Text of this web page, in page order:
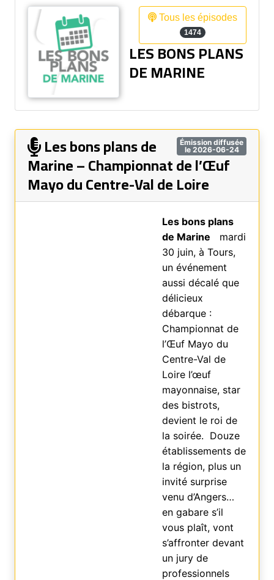
Tous les épisodes
1474
LES BONS PLANS
DE MARINE
Émission diffusée
le 2026-06-24
Les bons plans de
Marine – Championnat de l’Œuf
Mayo du Centre-Val de Loire
Les bons plans
de Marine mardi
30 juin, à Tours,
un événement
aussi décalé que
délicieux
débarque :
Championnat de
l’Œuf Mayo du
Centre-Val de
Loire l’œuf
mayonnaise, star
des bistrots,
devient le roi de
la soirée. Douze
établissements de
la région, plus un
invité surprise
venu d’Angers…
en gabare s’il
vous plaît, vont
s’affronter devant
un jury de
professionnels